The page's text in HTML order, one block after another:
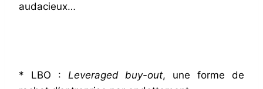
audacieux…
* LBO : Leveraged buy-out, une forme de